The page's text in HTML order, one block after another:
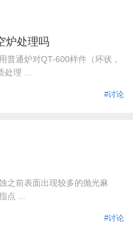
炉处理吗
普通炉对QT-600样件（环状，
处理 ...
#讨论
之前表面出现较多的抛光麻
点 ...
#讨论